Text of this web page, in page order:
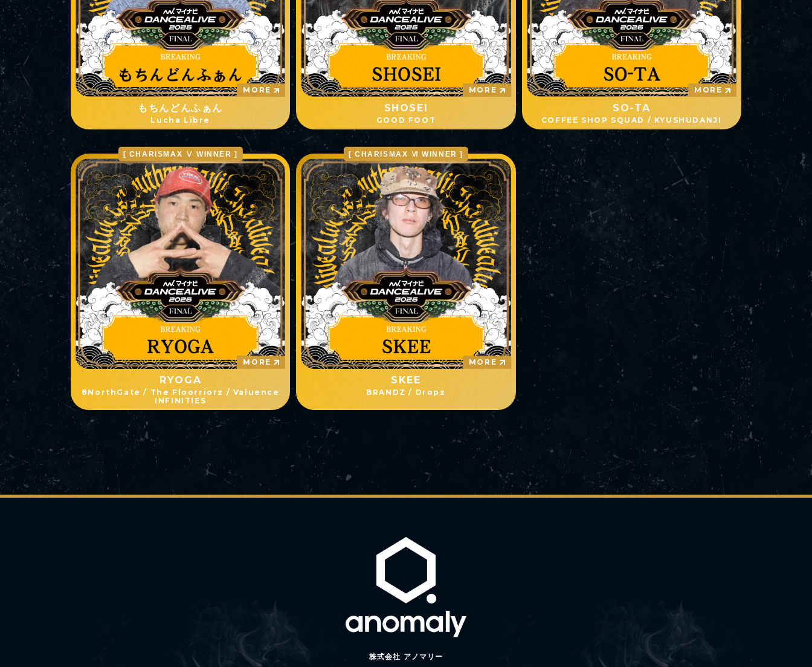
MORE
もちんどんふぁん
Lucha Libre
MORE
SHOSEI
GOOD FOOT
MORE
SO-TA
COFFEE SHOP SQUAD / KYUSHUDANJI
[ CHARISMAX Ⅴ WINNER ]
MORE
RYOGA
8NorthGate / The Floorriorz / Valuence
INFINITIES
[ CHARISMAX Ⅵ WINNER ]
MORE
SKEE
BRANDZ / Dropz
株式会社 アノマリー